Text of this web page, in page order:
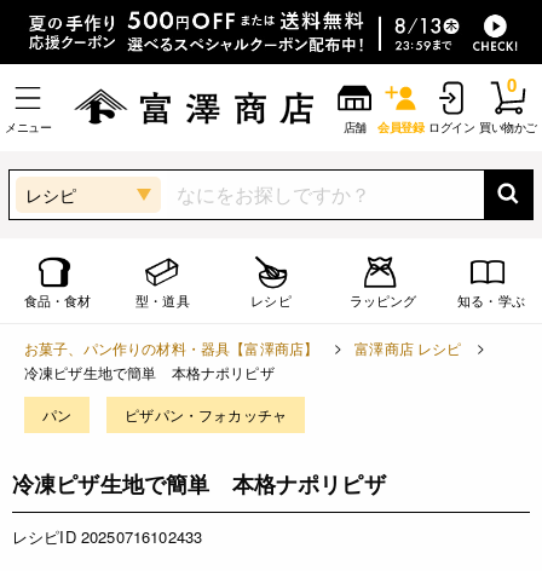
メニュー 店舗 会員登録 ログイン 買い物かご
0
レシピ
食品・食材 型・道具 レシピ ラッピング 知る・学ぶ
お菓子、パン作りの材料・器具【富澤商店】
富澤商店 レシピ
冷凍ピザ生地で簡単 本格ナポリピザ
パン ピザパン・フォカッチャ
冷凍ピザ生地で簡単 本格ナポリピザ
レシピID 20250716102433